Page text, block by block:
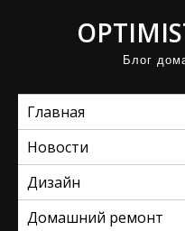
Блог
Главная
Новости
Дизайн
Домашний ремонт